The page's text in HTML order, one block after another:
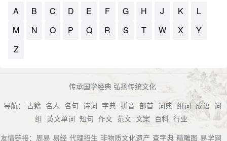
A B C D E F G H J K
L
M
N O P Q R S T W X
Y
Z
传承国学经典 弘扬传统文化
导航： 古籍 名人 名句 诗词 字典 拼音 部首 词典 组词 成语 词
组 英文单词 短句 作文 范文 文案 百科 行业
友情链接： 周易 易经 代理招生 非物质文化遗产 查字典 精雕图 易学网